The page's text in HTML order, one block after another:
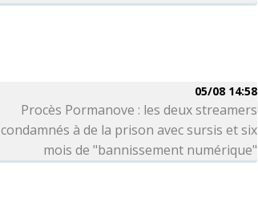
05/08 14:58
Procès Pormanove : les deux streamers
condamnés à de la prison avec sursis et six
mois de "bannissement numérique"